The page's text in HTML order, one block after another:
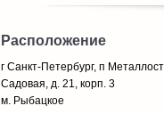
Расположение
г Санкт-Петербург, п
Садовая, д. 21, корп. 3
м. Рыбацкое